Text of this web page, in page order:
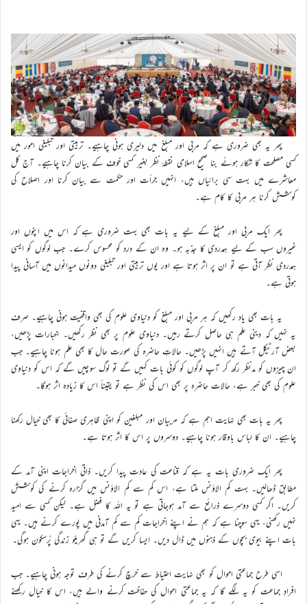
پھر یہ بھی ضروری ہے کہ مربی اور مبلغ میں دلیری ہونی چاہیے۔ تربیتی اور تبلیغی امور میں
کسی مصلحت کا شکار ہوئے بنا صحیح اسلامی نقطۂ نظر بغیر کسی خوف کے بیان کرنا چاہیے۔ آج کل
معاشرے میں بہت سی برائیاں ہیں، انہیں جرأت اور حکمت سے بیان کرنا اور اصلاح کی
کوشش کرنا ہر مربی کا کام ہے۔
پھر ایک مربی اور مبلغ کے لیے یہ بات بھی بہت ضروری ہے کہ اس میں اپنوں اور
غیروں سب کے لیے ہمدردی کا جذبہ ہو۔ وہ ان کے درد کو محسوس کرے۔ جب لوگوں کو ایسی
ہمدردی نظر آتی ہے تو ان پر اثر ہوتا ہے اور یوں تربیتی اور تبلیغی دونوں میدانوں میں آسانی پیدا
ہوتی ہے۔
یہ بات بھی یاد رکھیں کہ ہر مربی اور مبلغ کو دنیاوی علوم کی بھی واقفیت ہونی چاہیے۔ صرف
یہ نہیں کہ دینی علم ہی حاصل کرتے رہیں۔ دنیاوی علوم پر بھی نظر رکھیں۔ اخبارات پڑھیں،
بعض آرٹیکل آتے ہیں انہیں پڑھیں۔ حالاتِ حاضرہ کی صورت حال کا بھی علم ہونا چاہیے۔ جب
ان چیزوں کو مدنظر رکھ کر آپ لوگوں کو کوئی بات کہیں گے تو لوگ سوچیں گے کہ اس کو دنیاوی
علوم کی بھی خبر ہے، حالات حاضرہ پر بھی اس کی نظر ہے تو یقیناً اس کا زیادہ اثر ہوگا۔
پھر یہ بات بھی نہایت اہم ہے کہ مربیان اور مبلغین کو اپنی ظاہری صفائی کا بھی خیال رکھنا
چاہیے۔ ان کا لباس باوقار ہونا چاہیے۔ دوسروں پر اس کا اثر ہوتا ہے۔
پھر ایک ضروری بات یہ ہے کہ قناعت کی عادت پیدا کریں۔ ذاتی اخراجات اپنی آمد کے
مطابق ڈھالیں۔ بہت کم الاؤنس ملتا ہے، اس کم سے کم الاؤنس میں گزارہ کرنے کی کوشش
کریں۔ اگر کسی دوسرے ذرائع سے آمد ہوجاتی ہے تو یہ اللہ کا فضل ہے۔ لیکن کسی سے امید
نہیں رکھنی، یہی سوچنا ہے کہ ہم نے اپنے اخراجات کم سے کم آمدنی میں پورے کرنے ہیں۔ یہی
بات اپنے بیوی بچوں کے ذہنوں میں ڈال دیں۔ ایسا کریں گے تو ہی گھریلو زندگی پُرسکون ہوگی۔
اسی طرح جماعتی اموال کو بھی نہایت احتیاط سے خرچ کرنے کی طرف توجہ ہونی چاہیے۔ جب
افرادِ جماعت کو یہ لگے گا کہ یہ جماعتی اموال کی حفاظت کرنے والے ہیں، اس کا خیال رکھنے